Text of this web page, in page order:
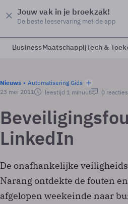
Jouw vak in je broekzak!
De beste leeservaring met de app
BusinessMaatschappijTech &
Nieuws
Automatisering Gids
23 mei 2011
leestijd 1 minuut 0 reacties
LinkedIn
De onafhankelijke
Narang ontdekte de fouten
afgelopen weekeinde naar